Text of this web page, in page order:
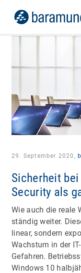
29. September 2020,
Sicherheit
Security als
Wie auch die reale
ständig weiter.
linear, sondern
Wachstum in der
Gefahren.
Windows 10